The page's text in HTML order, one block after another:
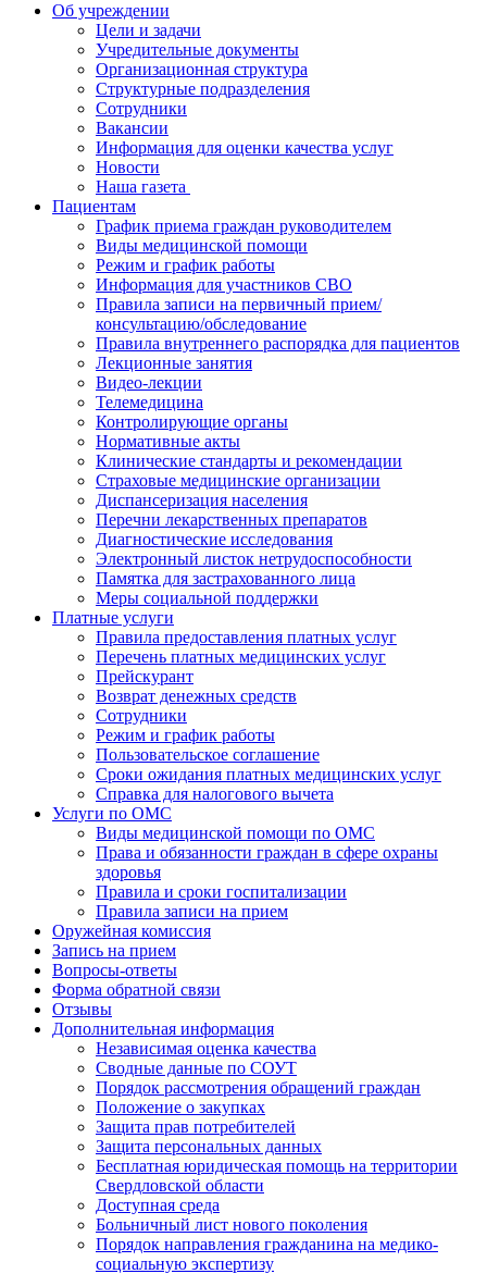
Об учреждении
Цели и задачи
Учредительные документы
Организационная структура
Структурные подразделения
Сотрудники
Вакансии
Информация для оценки качества услуг
Новости
​​Наша газета
Пациентам
График приема граждан руководителем
Виды медицинской помощи
Режим и график работы
Информация для участников СВО
Правила записи на первичный прием/
консультацию/обследование
Правила внутреннего распорядка для пациентов
Лекционные занятия
Видео-лекции
Телемедицина
Контролирующие органы
Нормативные акты
Клинические стандарты и рекомендации
Страховые медицинские организации
Диспансеризация населения
Перечни лекарственных препаратов
Диагностические исследования
Электронный листок нетрудоспособности
Памятка для застрахованного лица
Меры социальной поддержки
Платные услуги
Правила предоставления платных услуг
Перечень платных медицинских услуг
Прейскурант
Возврат денежных средств
Сотрудники
Режим и график работы
Пользовательское соглашение
Сроки ожидания платных медицинских услуг
Справка для налогового вычета
Услуги по ОМС
Виды медицинской помощи по ОМС
Права и обязанности граждан в сфере охраны
здоровья
Правила и сроки госпитализации
Правила записи на прием
Оружейная комиссия
Запись на прием
Вопросы-ответы
Форма обратной связи
Отзывы
Дополнительная информация
Независимая оценка качества
Сводные данные по СОУТ
Порядок рассмотрения обращений граждан
Положение о закупках
Защита прав потребителей
Защита персональных данных
Бесплатная юридическая помощь на территории
Свердловской области
Доступная среда
Больничный лист нового поколения
Порядок направления гражданина на медико-
социальную экспертизу